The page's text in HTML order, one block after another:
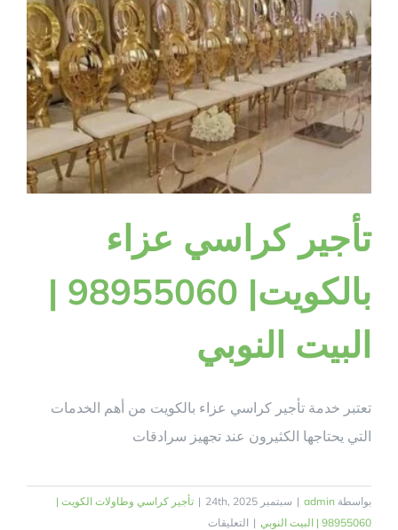
تأجير كراسي عزاء
بالكويت| 98955060 |
البيت النوبي
تعتبر خدمة تأجير كراسي عزاء بالكويت من أهم الخدمات
التي يحتاجها الكثيرون عند تجهيز سرادقات
بواسطة admin
| سبتمبر 24th, 2025 | تأجير كراسي وطاولات الكويت |
98955060 | البيت النوبي
| التعليقات